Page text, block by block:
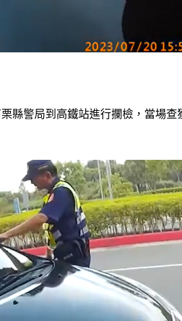
縣警局到高鐵站進行攔檢，當場